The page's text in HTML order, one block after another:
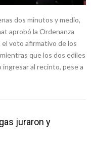
dos minutos y medio,
aprobó la Ordenanza
el voto afirmativo de los
que los dos ediles
al recinto, pese a
juraron y